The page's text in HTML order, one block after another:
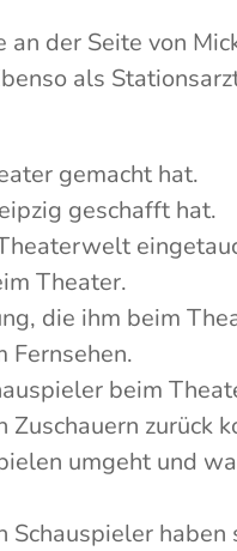
der Seite von
als
gemacht hat.
geschafft hat.
Theater.
die ihm beim
Fernsehen.
beim
zurück
umgeht und
Schauspieler haben